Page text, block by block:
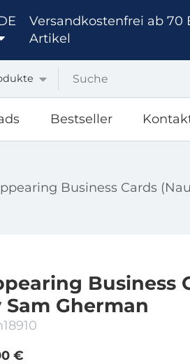
Versandkostenfrei ab 70
Artikel
Bestseller
Business Cards
Business
Sam Gherman
€